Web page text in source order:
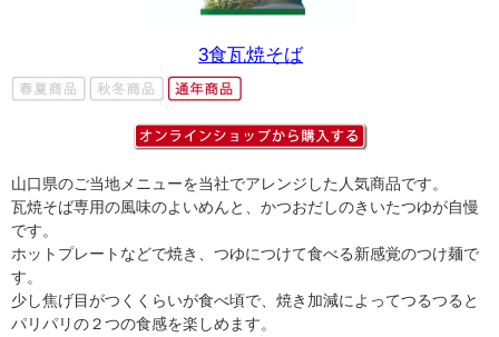
3食瓦焼そば
山口県のご当地メニューを当社でアレンジした人気商品です。
瓦焼そば専用の風味のよいめんと、かつおだしのきいたつゆが自慢
です。
ホットプレートなどで焼き、つゆにつけて食べる新感覚のつけ麺で
す。
少し焦げ目がつくくらいが食べ頃で、焼き加減によってつるつると
パリパリの２つの食感を楽しめます。